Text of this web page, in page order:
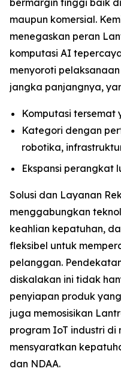
bermargin tinggi baik
maupun komersial.
menegaskan peran
komputasi AI
menyoroti
jangka panjangnya,
Komputasi
Kategori dengan
robotika,
Ekspansi perangkat
Solusi dan Layanan
menggabungkan
keahlian kepatuhan,
fleksibel untuk
pelanggan.
diskalakan ini tidak
penyiapan produk
juga memosisikan
program IoT industri di
mensyaratkan
dan NDAA.